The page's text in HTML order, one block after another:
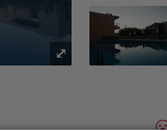
⤢